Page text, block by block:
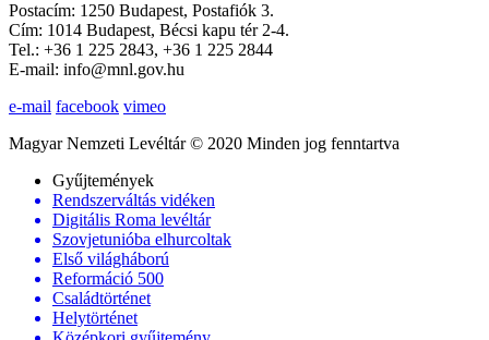
Postacím: 1250 Budapest, Postafiók 3.
Cím: 1014 Budapest, Bécsi kapu tér 2-4.
Tel.: +36 1 225 2843, +36 1 225 2844
E-mail: info@mnl.gov.hu
e-mail facebook vimeo
Magyar Nemzeti Levéltár © 2020 Minden jog fenntartva
Gyűjtemények
Rendszerváltás vidéken
Digitális Roma levéltár
Szovjetunióba elhurcoltak
Első világháború
Reformáció 500
Családtörténet
Helytörténet